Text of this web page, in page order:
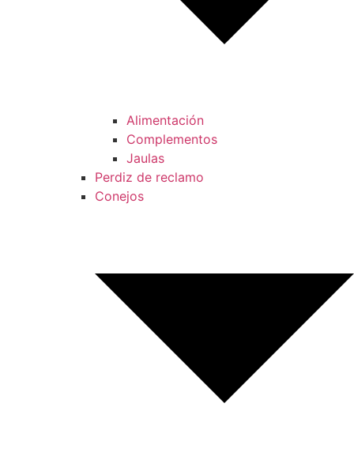
Alimentación
Complementos
Jaulas
Perdiz de reclamo
Conejos